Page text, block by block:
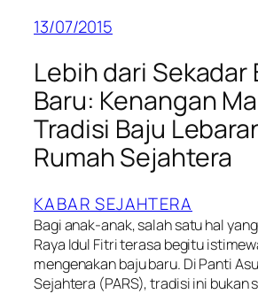
13/07/2015
Lebih dari Sekadar
Baru: Kenangan
Tradisi Baju
Rumah Sejahtera
KABAR SEJAHTERA
Bagi anak-anak, salah satu hal
Raya Idul Fitri terasa begitu
mengenakan baju baru. Di Panti
Sejahtera (PARS), tradisi ini bukan